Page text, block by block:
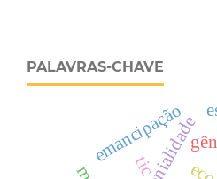
PALAVRAS-CHAVE
emancipação
tic